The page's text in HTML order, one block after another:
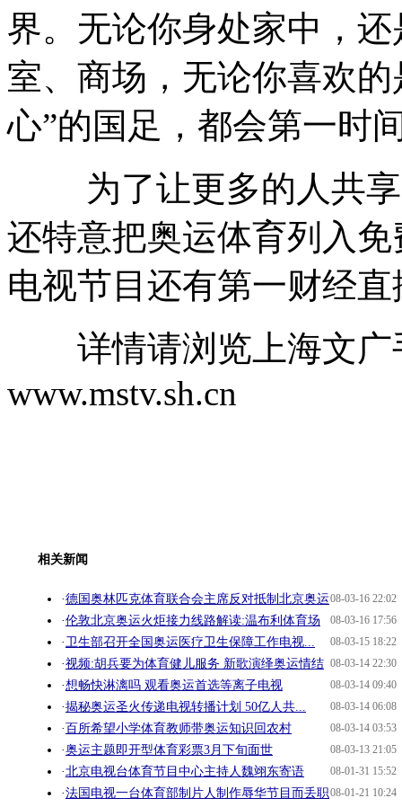
界。无论你身处家中，
室、商场，无论你喜欢
心”的国足，都会第一时
为了让更多的人共享
还特意把奥运体育列入
电视节目还有第一财经
详情请浏览上海文广
www.mstv.sh.cn
相关新闻
08-03-16 22:02
·德国奥林匹克体育联合会主席反对抵制北京奥运
08-03-16 17:56
·伦敦北京奥运火炬接力线路解读:温布利体育场
08-03-15 18:22
·卫生部召开全国奥运医疗卫生保障工作电视...
08-03-14 22:30
·视频:胡兵要为体育健儿服务 新歌演绎奥运情结
08-03-14 09:40
·想畅快淋漓吗 观看奥运首选等离子电视
08-03-14 06:08
·揭秘奥运圣火传递电视转播计划 50亿人共...
08-03-14 03:53
·百所希望小学体育教师带奥运知识回农村
08-03-13 21:05
·奥运主题即开型体育彩票3月下旬面世
08-01-31 15:52
·北京电视台体育节目中心主持人魏翊东寄语
08-01-21 10:24
·法国电视一台体育部制片人制作辱华节目而丢职